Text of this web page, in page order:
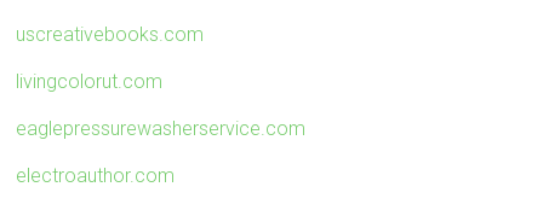
uscreativebooks.com
livingcolorut.com
eaglepressurewasherservice.com
electroauthor.com